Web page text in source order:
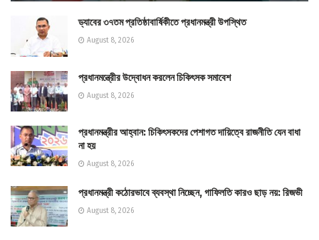
ড্যাবের ৩৭তম প্রতিষ্ঠাবার্ষিকীতে প্রধানমন্ত্রী উপস্থিত
August 8, 2026
প্রধানমন্ত্রীের উদ্বোধন করলেন চিকিৎসক সমাবেশ
August 8, 2026
প্রধানমন্ত্রীর আহ্বান: চিকিৎসকদের পেশাগত দায়িত্বে রাজনীতি যেন বাধা
না হয়
August 8, 2026
প্রধানমন্ত্রী কঠোরভাবে ব্যবস্থা নিচ্ছেন, গাফিলতি কারও ছাড় নয়: রিজভী
August 8, 2026